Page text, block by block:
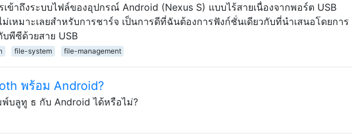
ข้าถึงระบบไฟล์ของอุปกรณ์ Android (Nexus S) แบบไร้สายเนื่องจากพอร์ต USB
เหมาะเลยสำหรับการชาร์จ เป็นการดีที่ฉันต้องการฟังก์ชั่นเดียวกับที่นำเสนอโดยการ
พีซีด้วยสาย USB
file-system file-management
พร้อม Android?
บลูทู ธ กับ Android ได้หรือไม่?